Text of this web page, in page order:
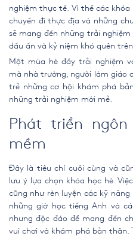
nghiệm thực tế. Vì thế các
chuyến đi thực địa và những
sẽ mang đến những trải
dấu ấn và kỷ niệm khó quên
Một mùa hè đầy trải nghiệm
mà nhà trường, người làm giáo
trẻ những cơ hội khám phá
những trải nghiệm mới mẻ.
Phát triển
mềm
Đây là tiêu chí cuối cùng và
lưu ý lựa chọn khóa học hè.
cũng như rèn luyện các kỹ
những giờ học tiếng Anh và
nhưng độc đáo để mang đến
vui chơi và khám phá bản thân.